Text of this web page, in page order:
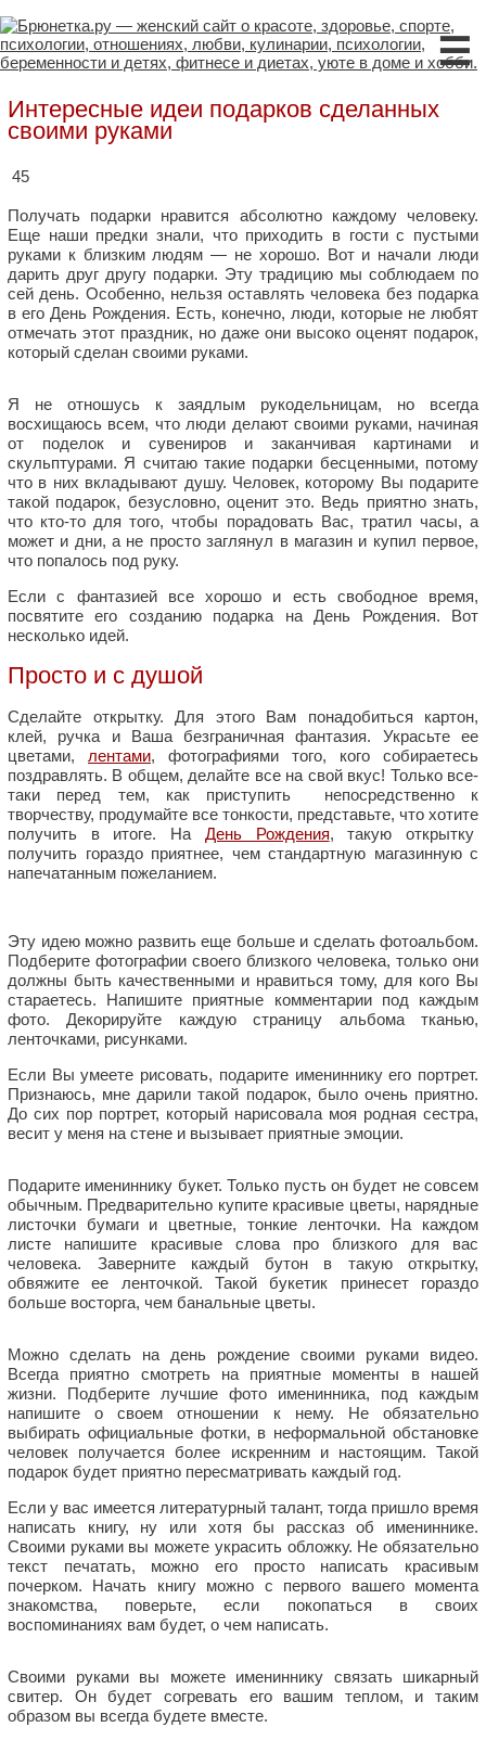
☰
Интересные идеи подарков сделанных
своими руками
45
Получать подарки нравится абсолютно каждому человеку.
Еще наши предки знали, что приходить в гости с пустыми
руками к близким людям — не хорошо. Вот и начали люди
дарить друг другу подарки. Эту традицию мы соблюдаем по
сей день. Особенно, нельзя оставлять человека без подарка
в его День Рождения. Есть, конечно, люди, которые не любят
отмечать этот праздник, но даже они высоко оценят подарок,
который сделан своими руками.
Я не отношусь к заядлым рукодельницам, но всегда
восхищаюсь всем, что люди делают своими руками, начиная
от поделок и сувениров и заканчивая картинами и
скульптурами. Я считаю такие подарки бесценными, потому
что в них вкладывают душу. Человек, которому Вы подарите
такой подарок, безусловно, оценит это. Ведь приятно знать,
что кто-то для того, чтобы порадовать Вас, тратил часы, а
может и дни, а не просто заглянул в магазин и купил первое,
что попалось под руку.
Если с фантазией все хорошо и есть свободное время,
посвятите его созданию подарка на День Рождения. Вот
несколько идей.
Просто и с душой
Сделайте открытку. Для этого Вам понадобиться картон,
клей, ручка и Ваша безграничная фантазия. Украсьте ее
цветами, лентами, фотографиями того, кого собираетесь
поздравлять. В общем, делайте все на свой вкус! Только все-
таки перед тем, как приступить непосредственно к
творчеству, продумайте все тонкости, представьте, что хотите
получить в итоге. На День Рождения, такую открытку
получить гораздо приятнее, чем стандартную магазинную с
напечатанным пожеланием.
Эту идею можно развить еще больше и сделать фотоальбом.
Подберите фотографии своего близкого человека, только они
должны быть качественными и нравиться тому, для кого Вы
стараетесь. Напишите приятные комментарии под каждым
фото. Декорируйте каждую страницу альбома тканью,
ленточками, рисунками.
Если Вы умеете рисовать, подарите имениннику его портрет.
Признаюсь, мне дарили такой подарок, было очень приятно.
До сих пор портрет, который нарисовала моя родная сестра,
весит у меня на стене и вызывает приятные эмоции.
Подарите имениннику букет. Только пусть он будет не совсем
обычным. Предварительно купите красивые цветы, нарядные
листочки бумаги и цветные, тонкие ленточки. На каждом
листе напишите красивые слова про близкого для вас
человека. Заверните каждый бутон в такую открытку,
обвяжите ее ленточкой. Такой букетик принесет гораздо
больше восторга, чем банальные цветы.
Можно сделать на день рождение своими руками видео.
Всегда приятно смотреть на приятные моменты в нашей
жизни. Подберите лучшие фото именинника, под каждым
напишите о своем отношении к нему. Не обязательно
выбирать официальные фотки, в неформальной обстановке
человек получается более искренним и настоящим. Такой
подарок будет приятно пересматривать каждый год.
Если у вас имеется литературный талант, тогда пришло время
написать книгу, ну или хотя бы рассказ об имениннике.
Своими руками вы можете украсить обложку. Не обязательно
текст печатать, можно его просто написать красивым
почерком. Начать книгу можно с первого вашего момента
знакомства, поверьте, если покопаться в своих
воспоминаниях вам будет, о чем написать.
Своими руками вы можете имениннику связать шикарный
свитер. Он будет согревать его вашим теплом, и таким
образом вы всегда будете вместе.